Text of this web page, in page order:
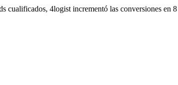
4logist incrementó las conversiones en